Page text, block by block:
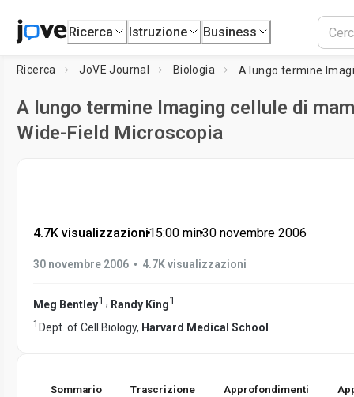
Ricerca Istruzione Business
Ricerca JoVE Journal Biologia
A lungo termine Imaging cellule di
Wide-Field Microscopia
4.7K visualizzazioni•15:00 min•30 novembre 2006
30 novembre 2006 • 4.7K visualizzazioni
Meg Bentley1 , Randy King1
1 Dept. of Cell Biology, Harvard Medical School
Sommario Trascrizione Approfondimenti